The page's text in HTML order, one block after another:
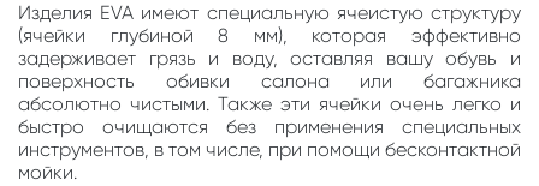
Изделия EVA имеют специальную ячеистую структуру
(ячейки глубиной 8 мм), которая эффективно
задерживает грязь и воду, оставляя вашу обувь и
поверхность обивки салона или багажника
абсолютно чистыми. Также эти ячейки очень легко и
быстро очищаются без применения специальных
инструментов, в том числе, при помощи бесконтактной
мойки.